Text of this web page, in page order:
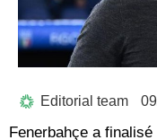
Editorial team
Fenerbahçe a finalisé